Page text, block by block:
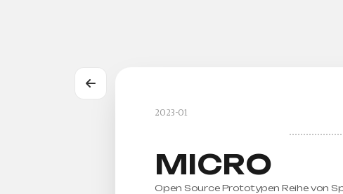
2023-01
MICRO
Open Source Prototypen Reihe von